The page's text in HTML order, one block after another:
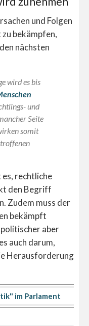
und Folgen
bekämpfen,
nächsten
wird es bis
und
Seite
somit
rechtliche
den Begriff
Zudem muss der
bekämpft
aber
auch darum,
Herausforderung
im Parlament